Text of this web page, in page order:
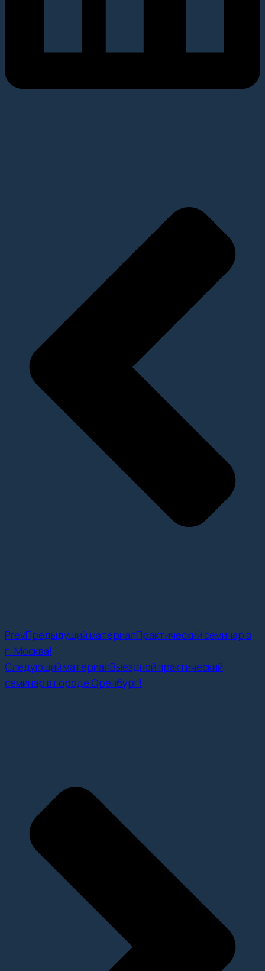
PrevПредыдущий материалПрактический семинар в
г. Москва!
Следующий материалВыездной практический
семинар в городе Оренбург!